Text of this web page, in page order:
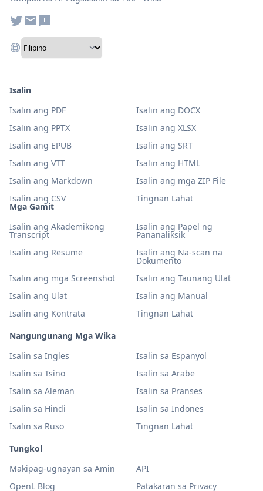
Mga Gamit
Isalin ang Akademikong
Transcript
Isalin ang Papel ng
Pananaliksik
Isalin ang Resume
Isalin ang Na-scan na
Dokumento
Isalin ang mga Screenshot
Isalin ang Taunang Ulat
Isalin ang Ulat
Isalin ang Manual
Isalin ang Kontrata
Tingnan Lahat
Nangungunang Mga Wika
Isalin sa Ingles
Isalin sa Espanyol
Isalin sa Tsino
Isalin sa Arabe
Isalin sa Aleman
Isalin sa Pranses
Isalin sa Hindi
Isalin sa Indones
Isalin sa Ruso
Tingnan Lahat
Isalin
Isalin ang PDF
Isalin ang DOCX
Isalin ang PPTX
Isalin ang XLSX
Isalin ang EPUB
Isalin ang SRT
Isalin ang VTT
Isalin ang HTML
Isalin ang Markdown
Isalin ang mga ZIP File
Isalin ang CSV
Tingnan Lahat
Tungkol
Makipag-ugnayan sa Amin
API
OpenL Blog
Patakaran sa Privacy